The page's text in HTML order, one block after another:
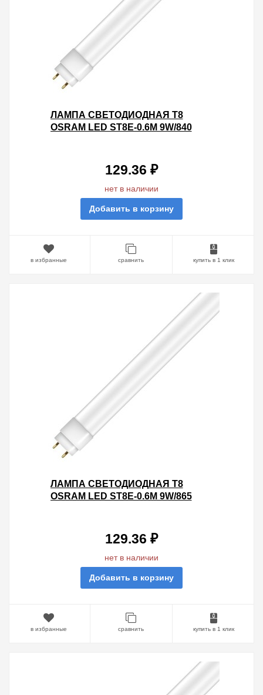
ЛАМПА СВЕТОДИОДНАЯ T8
OSRAM LED ST8E-0.6M 9W/840
129.36 ₽
нет в наличии
Добавить в корзину
в избранные сравнить купить в 1 клик
ЛАМПА СВЕТОДИОДНАЯ T8
OSRAM LED ST8E-0.6M 9W/865
129.36 ₽
нет в наличии
Добавить в корзину
в избранные сравнить купить в 1 клик